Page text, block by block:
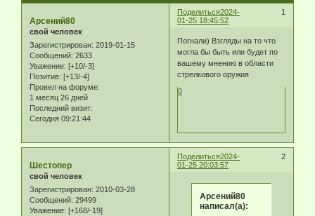
Поделиться 1
2024-
01-25 18:45:52
Арсений80
свой человек
Зарегистрирован: 2019-01-15
Сообщений: 2633
Уважение: [+10/-3]
Позитив: [+13/-4]
Провел на форуме:
1 месяц 26 дней
Последний визит:
Сегодня 09:21:44
Погнали) Взгляды на то что
могла бы быть или будет по
вашему мнению в области
стрелкового оружия
0
Поделиться 2
2024-
01-25 20:03:57
Шестопер
свой человек
Зарегистрирован: 2010-03-28
Сообщений: 29499
Уважение: [+168/-19]
Арсений80
написал(а):